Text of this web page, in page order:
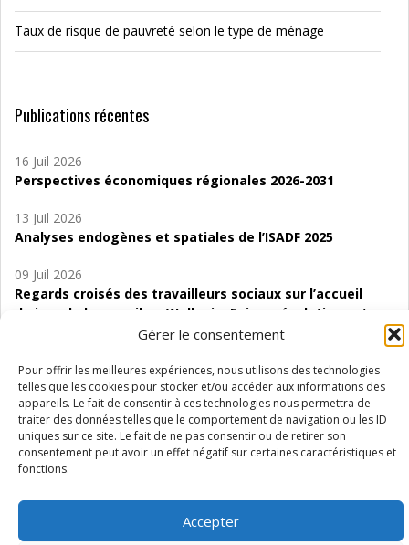
Gérer le consentement
Pour offrir les meilleures expériences, nous utilisons des technologies
telles que les cookies pour stocker et/ou accéder aux informations des
appareils. Le fait de consentir à ces technologies nous permettra de
traiter des données telles que le comportement de navigation ou les ID
uniques sur ce site. Le fait de ne pas consentir ou de retirer son
consentement peut avoir un effet négatif sur certaines caractéristiques et
fonctions.
Accepter
Taux de risque de pauvreté selon le type de ménage
Publications récentes
16 Juil 2026
Perspectives économiques régionales 2026-2031
13 Juil 2026
Analyses endogènes et spatiales de l’ISADF 2025
09 Juil 2026
Regards croisés des travailleurs sociaux sur l’accueil
de jour de bas seuil en Wallonie. Enjeux, évolutions et
06 Juil 2026
Étude d’évaluabilité des Structures
d’accompagnement à l’autocréation d’emploi (SAACE)
01 Juil 2026
Pénurie du personnel infirmier :quels indicateurs
Wallonie ?